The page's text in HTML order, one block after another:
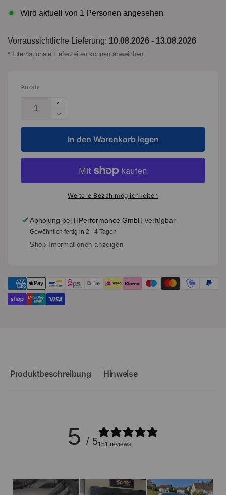
Wird aktuell von 1 Personen angesehen
Vorraussichtliche Lieferung: 10.08.2026 - 13.08.2026
* Internationale Lieferzeiten können abweichen.
Anzahl
Erhöhe
die
Menge
für
DB8849SS
-
Brake
Pads
Street
Front
Axle
Verringere
die
Menge
für
DB8849SS
Brake
Pads
|
Front
Axle
In den Warenkorb legen
Weitere Bezahlmöglichkeiten
Abholung bei HPerformance GmbH verfügbar
Gewöhnlich fertig in 2 - 4 Tagen
Shop-Informationen anzeigen
Produktbeschreibung Hinweise
5 / 5151 reviews